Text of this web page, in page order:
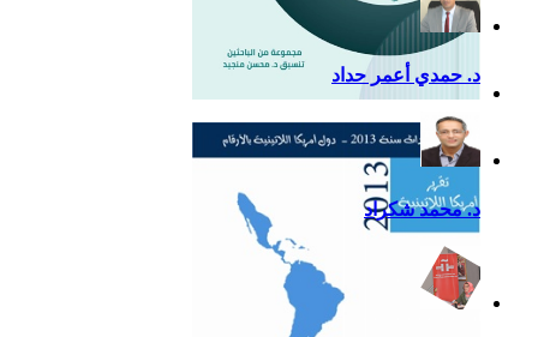
التقرير السياسي لأمريكا
اللاتينية للعام 2020
د. حمدي أعمر حداد
د. محمد شكراد